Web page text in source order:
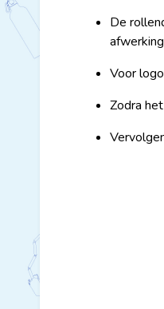
De
Voor
Zodra